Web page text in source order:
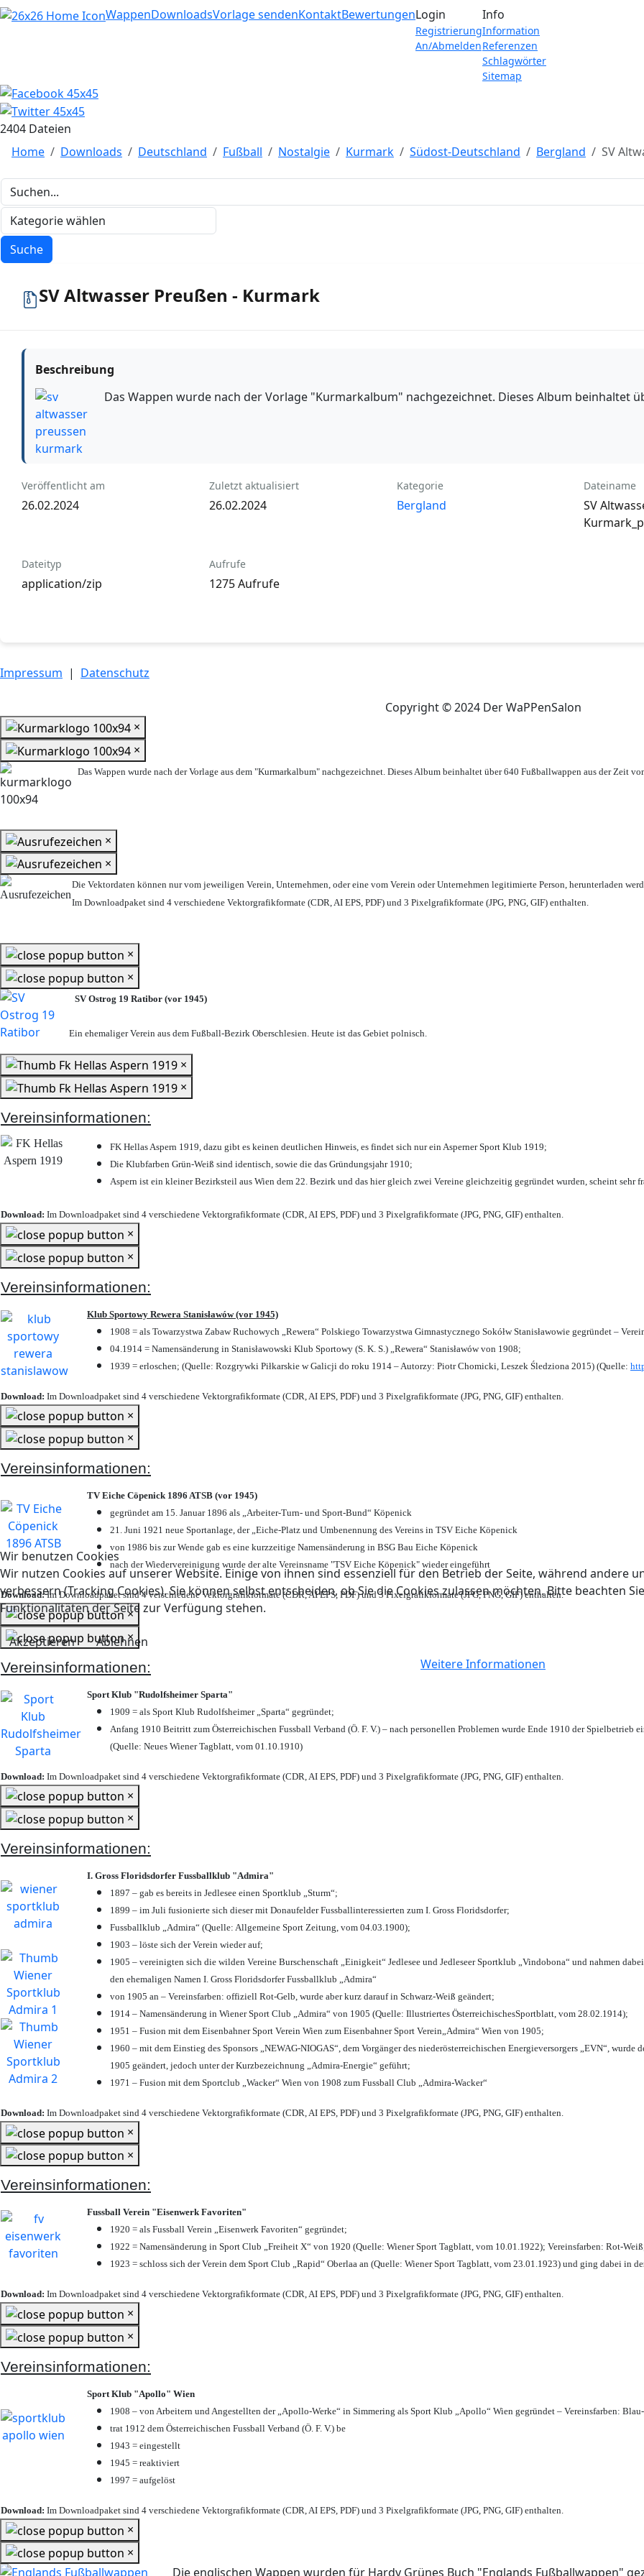
Home
WappenDownloadsVorlage sendenKontaktBewertungenLogin
Registrierung
An/Abmelden
Info
Information
Referenzen
Schlagwörter
Sitemap
2404 Dateien
Home
Downloads Deutschland Fußball Nostalgie Kurmark Südost-Deutschland Bergland SV
SV Altwasser Preußen - Kurmark
Beschreibung
Das Wappen wurde nach der Vorlage "Kurmarkalbum" nachgezeichnet. Dieses Album beinhaltet
Veröffentlicht am
26.02.2024
Zuletzt aktualisiert
26.02.2024
Kategorie
Bergland
Dateiname
SV
Dateityp
application/zip
Aufrufe
1275 Aufrufe
Impressum | Datenschutz
Copyright © 2024 Der WaPPenSalon
Wir benutzen Cookies
Wir nutzen Cookies auf unserer Website. Einige von ihnen sind essenziell für den Betrieb der Seite, während andere
verbessern (Tracking Cookies). Sie können selbst entscheiden, ob Sie die Cookies zulassen möchten. Bitte beachten
Funktionalitäten der Seite zur Verfügung stehen.
Akzeptieren
Ablehnen
Weitere Informationen
×
×
Das Wappen wurde nach der Vorlage aus dem "Kurmarkalbum" nachgezeichnet. Dieses Album beinhaltet über 640 Fußballwappen aus der Zeit
×
×
Die Vektordaten können nur vom jeweiligen Verein, Unternehmen, oder eine vom Verein oder Unternehmen legitimierte Person, herunterladen
Im Downloadpaket sind 4 verschiedene Vektorgrafikformate (CDR, AI EPS, PDF) und 3 Pixelgrafikformate (JPG, PNG, GIF) enthalten.
×
×
SV Ostrog 19 Ratibor (vor 1945)
Ein ehemaliger Verein aus dem Fußball-Bezirk Oberschlesien. Heute ist das Gebiet polnisch.
×
×
Vereinsinformationen:
FK Hellas Aspern 1919, dazu gibt es keinen deutlichen Hinweis, es findet sich nur ein Asperner Sport Klub 1919;
Die Klubfarben Grün-Weiß sind identisch, sowie die das Gründungsjahr 1910;
Aspern ist ein kleiner Bezirksteil aus Wien dem 22. Bezirk und das hier gleich zwei Vereine gleichzeitig gegründet wurden, scheint sehr
Download: Im Downloadpaket sind 4 verschiedene Vektorgrafikformate (CDR, AI EPS, PDF) und 3 Pixelgrafikformate (JPG, PNG, GIF) enthalten.
×
×
Vereinsinformationen:
Klub Sportowy Rewera Stanisławów (vor 1945)
1908 = als Towarzystwa Zabaw Ruchowych „Rewera“ Polskiego Towarzystwa Gimnastycznego Sokółw Stanisławowie gegründet –
04.1914 = Namensänderung in Stanisławowski Klub Sportowy (S. K. S.) „Rewera“ Stanisławów von 1908;
1939 = erloschen; (Quelle: Rozgrywki Piłkarskie w Galicji do roku 1914 – Autorzy: Piotr Chomicki, Leszek Śledziona 2015) (Quelle:
Download: Im Downloadpaket sind 4 verschiedene Vektorgrafikformate (CDR, AI EPS, PDF) und 3 Pixelgrafikformate (JPG, PNG, GIF) enthalten.
×
×
Vereinsinformationen:
TV Eiche Cöpenick 1896 ATSB (vor 1945)
gegründet am 15. Januar 1896 als „Arbeiter-Turn- und Sport-Bund“ Köpenick
21. Juni 1921 neue Sportanlage, der „Eiche-Platz und Umbenennung des Vereins in TSV Eiche Köpenick
von 1986 bis zur Wende gab es eine kurzzeitige Namensänderung in BSG Bau Eiche Köpenick
nach der Wiedervereinigung wurde der alte Vereinsname "TSV Eiche Köpenick" wieder eingeführt
Download:Im Downloadpaket sind 4 verschiedene Vektorgrafikformate (CDR, AI EPS, PDF) und 3 Pixelgrafikformate (JPG, PNG, GIF) enthalten.
×
×
Vereinsinformationen:
Sport Klub "Rudolfsheimer Sparta"
1909 = als Sport Klub Rudolfsheimer „Sparta“ gegründet;
Anfang 1910 Beitritt zum Österreichischen Fussball Verband (Ö. F. V.) – nach personellen Problemen wurde Ende 1910 der
(Quelle: Neues Wiener Tagblatt, vom 01.10.1910)
Download: Im Downloadpaket sind 4 verschiedene Vektorgrafikformate (CDR, AI EPS, PDF) und 3 Pixelgrafikformate (JPG, PNG, GIF) enthalten.
×
×
Vereinsinformationen:
I. Gross Floridsdorfer Fussballklub "Admira"
1897 – gab es bereits in Jedlesee einen Sportklub „Sturm“;
1899 – im Juli fusionierte sich dieser mit Donaufelder Fussballinteressierten zum I. Gross Floridsdorfer;
Fussballklub „Admira“ (Quelle: Allgemeine Sport Zeitung, vom 04.03.1900);
1903 – löste sich der Verein wieder auf;
1905 – vereinigten sich die wilden Vereine Burschenschaft „Einigkeit“ Jedlesee und Jedleseer Sportklub „Vindobona“ und nahmen
den ehemaligen Namen I. Gross Floridsdorfer Fussballklub „Admira“
von 1905 an – Vereinsfarben: offiziell Rot-Gelb, wurde aber kurz darauf in Schwarz-Weiß geändert;
1914 – Namensänderung in Wiener Sport Club „Admira“ von 1905 (Quelle: Illustriertes ÖsterreichischesSportblatt, vom 28.02.1914);
1951 – Fusion mit dem Eisenbahner Sport Verein Wien zum Eisenbahner Sport Verein„Admira“ Wien von 1905;
1960 – mit dem Einstieg des Sponsors „NEWAG-NIOGAS“, dem Vorgänger des niederösterreichischen Energieversorgers „EVN“,
1905 geändert, jedoch unter der Kurzbezeichnung „Admira-Energie“ geführt;
1971 – Fusion mit dem Sportclub „Wacker“ Wien von 1908 zum Fussball Club „Admira-Wacker“
Download: Im Downloadpaket sind 4 verschiedene Vektorgrafikformate (CDR, AI EPS, PDF) und 3 Pixelgrafikformate (JPG, PNG, GIF) enthalten.
×
×
Vereinsinformationen:
Fussball Verein "Eisenwerk Favoriten"
1920 = als Fussball Verein „Eisenwerk Favoriten“ gegründet;
1922 = Namensänderung in Sport Club „Freiheit X“ von 1920 (Quelle: Wiener Sport Tagblatt, vom 10.01.1922); Vereinsfarben: Rot-
1923 = schloss sich der Verein dem Sport Club „Rapid“ Oberlaa an (Quelle: Wiener Sport Tagblatt, vom 23.01.1923) und ging dabei in
Download: Im Downloadpaket sind 4 verschiedene Vektorgrafikformate (CDR, AI EPS, PDF) und 3 Pixelgrafikformate (JPG, PNG, GIF) enthalten.
×
×
Vereinsinformationen:
Sport Klub "Apollo" Wien
1908 – von Arbeitern und Angestellten der „Apollo-Werke“ in Simmering als Sport Klub „Apollo“ Wien gegründet – Vereinsfarben:
trat 1912 dem Österreichischen Fussball Verband (Ö. F. V.) be
1943 = eingestellt
1945 = reaktiviert
1997 = aufgelöst
Download: Im Downloadpaket sind 4 verschiedene Vektorgrafikformate (CDR, AI EPS, PDF) und 3 Pixelgrafikformate (JPG, PNG, GIF) enthalten.
×
×
Die englischen Wappen wurden für Hardy Grünes Buch "Englands Fußballwappen"